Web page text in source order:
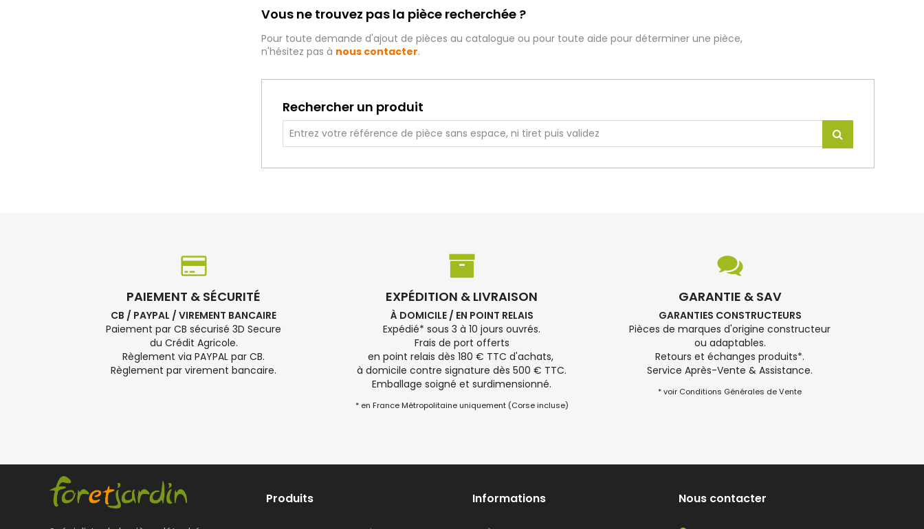
Vous ne trouvez pas la pièce recherchée ?
Pour toute demande d'ajout de pièces au catalogue ou pour toute aide pour déterminer une pièce,
n'hésitez pas à nous contacter.
Rechercher un produit
PAIEMENT & SÉCURITÉ
CB / PAYPAL / VIREMENT BANCAIRE
Paiement par CB sécurisé 3D Secure
du Crédit Agricole.
Règlement via PAYPAL par CB.
Règlement par virement bancaire.
EXPÉDITION & LIVRAISON
À DOMICILE / EN POINT RELAIS
Expédié* sous 3 à 10 jours ouvrés.
Frais de port offerts
en point relais dès 180 € TTC d'achats,
à domicile contre signature dès 500 € TTC.
Emballage soigné et surdimensionné.
* en France Métropolitaine uniquement (Corse incluse)
GARANTIE & SAV
GARANTIES CONSTRUCTEURS
Pièces de marques d'origine constructeur
ou adaptables.
Retours et échanges produits*.
Service Après-Vente & Assistance.
* voir Conditions Générales de Vente
Produits Informations Nous contacter